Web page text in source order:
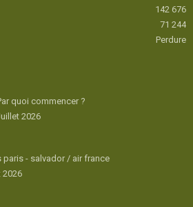
142 676
71 244
Perdure
quoi commencer ?
2026
- salvador / air france
2026